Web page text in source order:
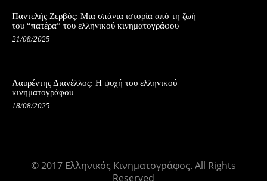
Παντελής Ζερβός: Μια σπάνια ιστορία από τη ζωή
του “πατέρα” του ελληνικού κινηματογράφου
21/08/2025
Λαυρέντης Διανέλλος: Η ψυχή του ελληνικού
κινηματογράφου
18/08/2025
© 2017 Ελληνικός Κινηματογράφος. All Rights
Reserved